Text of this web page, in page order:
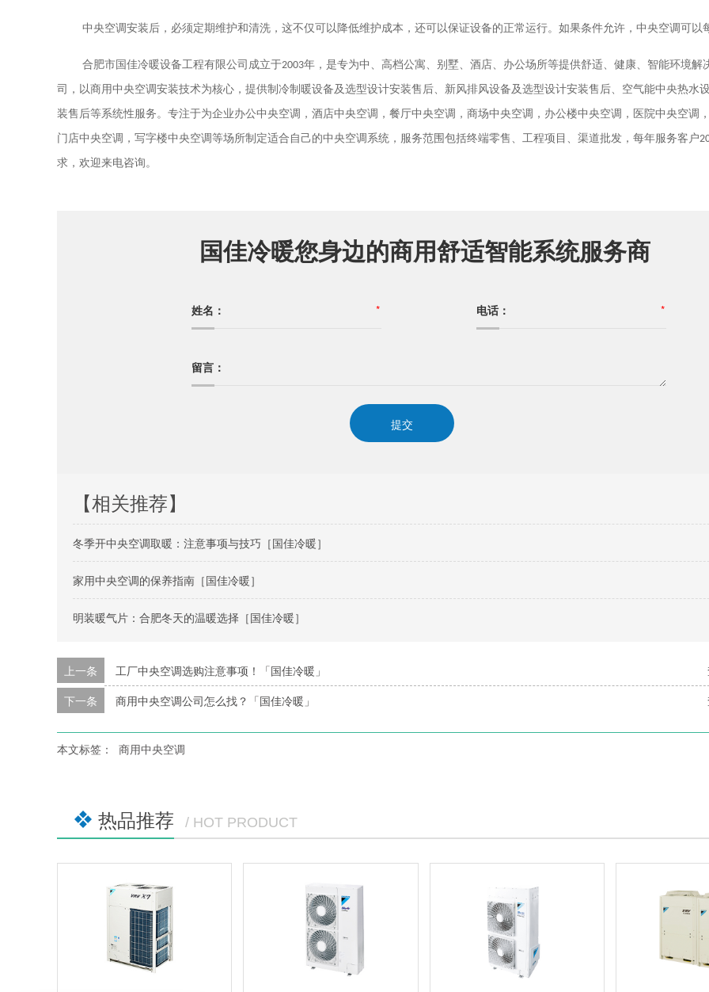
中央空调安装后，必须定期维护和清洗，这不仅可以降低维护成本，还可以保证设备的正常运行。如果条件允许，中央空调可以
合肥市国佳冷暖设备工程有限公司成立于2003年，是专为中、高档公寓、别墅、酒店、办公场所等提供舒适、健康、智能环境解
司，以商用中央空调安装技术为核心，提供制冷制暖设备及选型设计安装售后、新风排风设备及选型设计安装售后、空气能中央热水
装售后等系统性服务。专注于为企业办公中央空调，酒店中央空调，餐厅中央空调，商场中央空调，办公楼中央空调，医院中央空调
门店中央空调，写字楼中央空调等场所制定适合自己的中央空调系统，服务范围包括终端零售、工程项目、渠道批发，每年服务客户
求，欢迎来电咨询。
国佳冷暖您身边的商用舒适智能系统服务商
姓名： * 电话： *
留言：
【相关推荐】
冬季开中央空调取暖：注意事项与技巧［国佳冷暖］
家用中央空调的保养指南［国佳冷暖］
明装暖气片：合肥冬天的温暖选择［国佳冷暖］
上一条
工厂中央空调选购注意事项！「国佳冷暖」
下一条 商用中央空调公司怎么找？「国佳冷暖」
本文标签： 商用中央空调
热品推荐 / HOT PRODUCT